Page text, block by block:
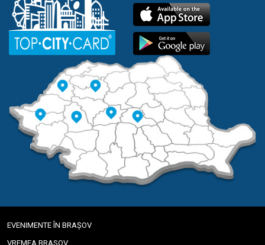
EVENIMENTE ÎN BRAȘOV
VREMEA BRASOV